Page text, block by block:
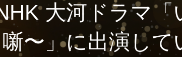
大河ドラマ
〜」に出演して